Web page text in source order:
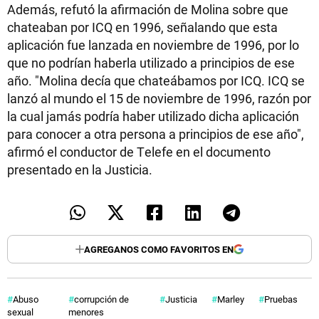
Además, refutó la afirmación de Molina sobre que
chateaban por ICQ en 1996, señalando que esta
aplicación fue lanzada en noviembre de 1996, por lo
que no podrían haberla utilizado a principios de ese
año. "Molina decía que chateábamos por ICQ. ICQ se
lanzó al mundo el 15 de noviembre de 1996, razón por
la cual jamás podría haber utilizado dicha aplicación
para conocer a otra persona a principios de ese año",
afirmó el conductor de Telefe en el documento
presentado en la Justicia.
AGREGANOS COMO FAVORITOS EN
Abuso
sexual
corrupción de
menores
Justicia Marley Pruebas